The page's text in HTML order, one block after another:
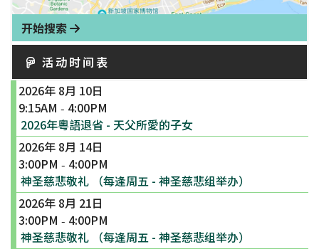
开始搜索
活动时间表
2026年 8月 10日
9:15AM - 4:00PM
2026年粵語退省 - 天父所愛的子女
2026年 8月 14日
3:00PM - 4:00PM
神圣慈悲敬礼 （每逢周五 - 神圣慈悲组举办）
2026年 8月 21日
3:00PM - 4:00PM
神圣慈悲敬礼 （每逢周五 - 神圣慈悲组举办）